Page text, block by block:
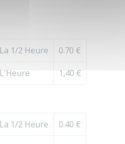
La 1/2 Heure 0.70 €
L'Heure 1,40 €
La 1/2 Heure 0.40 €